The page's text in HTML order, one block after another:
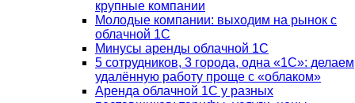
крупные компании
Молодые компании: выходим на рынок с
облачной 1С
Минусы аренды облачной 1С
5 сотрудников, 3 города, одна «1С»: делаем
удалённую работу проще с «облаком»
Аренда облачной 1С у разных